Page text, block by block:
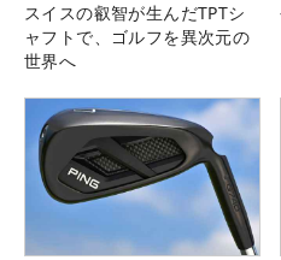
スイスの叡智が生んだTPTシ
ャフトで、ゴルフを異次元の
世界へ